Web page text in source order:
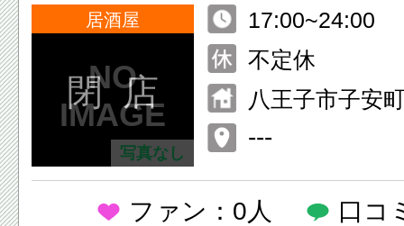
居酒屋
写真なし
閉 店
17:00~24:00
不定休
八王子市子安
---
ファン：0人 口コ